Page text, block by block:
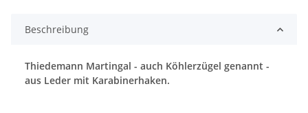
Beschreibung
Thiedemann Martingal - auch Köhlerzügel genannt -
aus Leder mit Karabinerhaken.